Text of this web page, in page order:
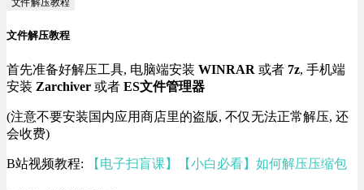
文件解压教程
文件解压教程
首先准备好解压工具, 电脑端安装 WINRAR 或者 7z, 手机端
安装 Zarchiver 或者 ES文件管理器
(注意不要安装国内应用商店里的盗版, 不仅无法正常解压, 还
会收费)
B站视频教程: 【电子扫盲课】【小白必看】如何解压压缩包